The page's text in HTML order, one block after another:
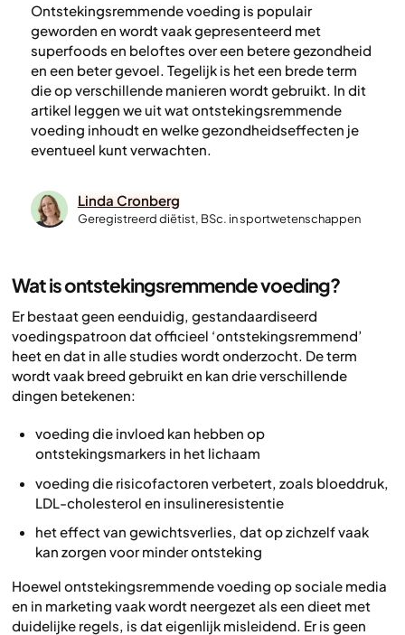
Ontstekingsremmende voeding is populair
geworden en wordt vaak gepresenteerd met
superfoods en beloftes over een betere gezondheid
en een beter gevoel. Tegelijk is het een brede term
die op verschillende manieren wordt gebruikt. In dit
artikel leggen we uit wat ontstekingsremmende
voeding inhoudt en welke gezondheidseffecten je
eventueel kunt verwachten.
Linda Cronberg
Geregistreerd diëtist, BSc. in sportwetenschappen
Wat is ontstekingsremmende voeding?
Er bestaat geen eenduidig, gestandaardiseerd
voedingspatroon dat officieel ‘ontstekingsremmend’
heet en dat in alle studies wordt onderzocht. De term
wordt vaak breed gebruikt en kan drie verschillende
dingen betekenen:
voeding die invloed kan hebben op
ontstekingsmarkers in het lichaam
voeding die risicofactoren verbetert, zoals bloeddruk,
LDL-cholesterol en insulineresistentie
het effect van gewichtsverlies, dat op zichzelf vaak
kan zorgen voor minder ontsteking
Hoewel ontstekingsremmende voeding op sociale media
en in marketing vaak wordt neergezet als een dieet met
duidelijke regels, is dat eigenlijk misleidend. Er is geen